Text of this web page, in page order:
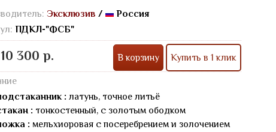
Эксклюзив /
Россия
ПДКЛ-"ФСБ"
10 300 р. В корзину Купить в 1 клик
: латунь, точное литьё
: тонкостенный, с золотым ободком
: мельхиоровая с посеребрением и золочением